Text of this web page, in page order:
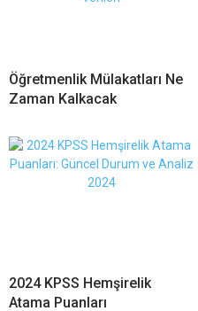
Öğretmenlik Mülakatları Ne
Zaman Kalkacak
2024 KPSS Hemşirelik
Atama Puanları